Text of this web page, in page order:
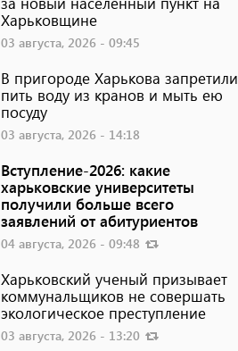
Харьковщине
03 августа, 2026 - 09:45
В пригороде Харькова запретили
пить воду из кранов и мыть ею
посуду
03 августа, 2026 - 14:18
Вступление-2026: какие
харьковские университеты
получили больше всего
заявлений от абитуриентов
04 августа, 2026 - 09:48
Харьковский ученый призывает
коммунальщиков не совершать
экологическое преступление
03 августа, 2026 - 13:20